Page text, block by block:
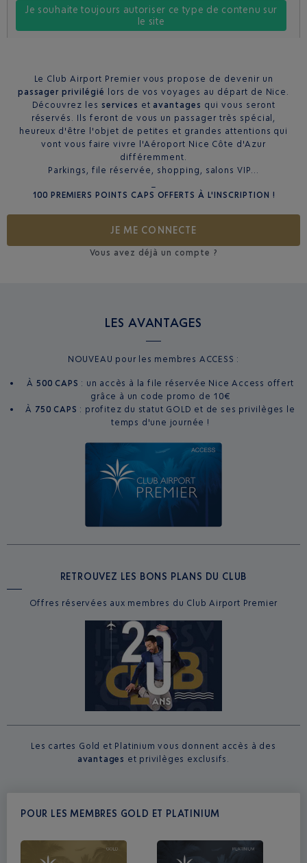
Je souhaite toujours autoriser ce type de contenu sur
le site
Le Club Airport Premier vous propose de devenir un
passager privilégié
lors de vos voyages au départ de Nice.
Découvrez les services et avantages qui vous seront
réservés. Ils feront de vous un passager très spécial,
heureux d'être l'objet de petites et grandes attentions qui
vont vous faire vivre l'Aéroport Nice Côte d'Azur
différemment.
Parkings, file réservée, shopping, salons VIP...
100 PREMIERS POINTS CAPS OFFERTS À L'INSCRIPTION !
Vous avez déjà un compte ?
JE ME CONNECTE
LES AVANTAGES
NOUVEAU pour les membres ACCESS :
À 500 CAPS : un accès à la file réservée Nice Access offert
grâce à un code promo de 10€
À 750 CAPS : profitez du statut GOLD et de ses privilèges le
temps d'une journée !
RETROUVEZ LES BONS PLANS DU CLUB
Offres réservées aux membres du Club Airport Premier
Les cartes Gold et Platinium vous donnent accès à des
avantages et privilèges exclusifs.
POUR LES MEMBRES GOLD ET PLATINIUM